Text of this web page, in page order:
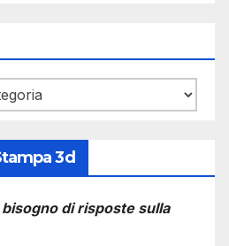
3d
di risposte sulla